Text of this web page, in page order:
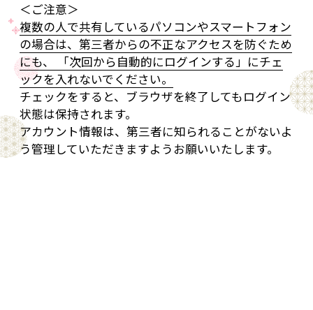
＜ご注意＞
複数の人で共有しているパソコンやスマートフォン
の場合は、第三者からの不正なアクセスを防ぐため
にも、 「次回から自動的にログインする」にチェ
ックを入れないでください。
チェックをすると、ブラウザを終了してもログイン
状態は保持されます。
アカウント情報は、第三者に知られることがないよ
う管理していただきますようお願いいたします。